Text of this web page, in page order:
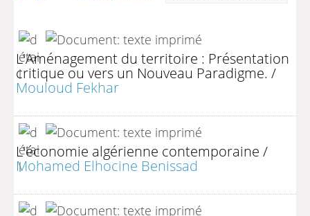
L'Aménagement du territoire : Présentation
critique ou vers un Nouveau Paradigme. /
Mouloud Fekhar
L'économie algérienne contemporaine /
Mohamed Elhocine Benissad